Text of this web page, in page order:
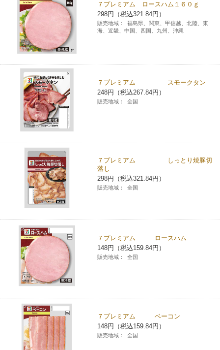
モバイルWi-Fiバッテリーシェアリング（店舗限定）
荷物預かりサービス「ecbocloakエクボクローク」（店舗限定）
パウダースペース ラブン（店舗限定）
ソフトバンクギフト
７プレミアム ロースハム１６０ｇ
298円（税込321.84円）
販売地域：
福島県、関東、甲信越、北陸、東
海、近畿、中国、四国、九州、沖縄
７プレミアム スモークタン
248円（税込267.84円）
販売地域： 全国
７プレミアム しっとり焼豚切
落し
298円（税込321.84円）
販売地域： 全国
７プレミアム ロースハム
148円（税込159.84円）
販売地域： 全国
７プレミアム ベーコン
148円（税込159.84円）
販売地域： 全国